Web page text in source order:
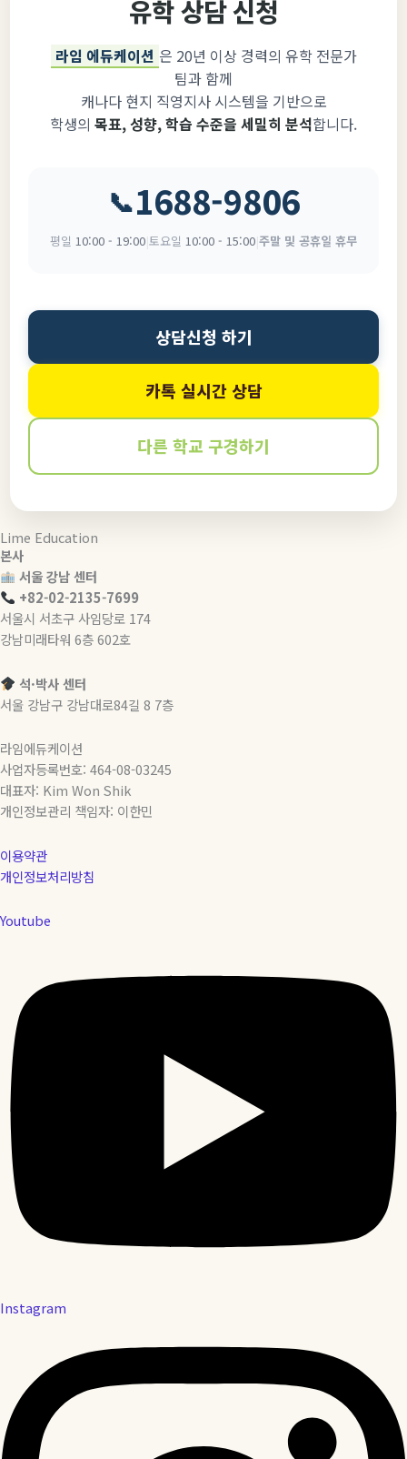
유학 상담 신청
라임 에듀케이션 은 20년 이상 경력의 유학 전문가
팀과 함께
캐나다 현지 직영지사 시스템을 기반으로
학생의 목표, 성향, 학습 수준을 세밀히 분석합니다.
📞1688-9806
평일 10:00 - 19:00 토요일 10:00 - 15:00 주말 및 공휴일 휴무
상담신청 하기
카톡 실시간 상담
다른 학교 구경하기
Lime Education
본사
서울 강남 센터
+82-02-2135-7699
서울시 서초구 사임당로 174
강남미래타워 6층 602호
석·박사 센터
서울 강남구 강남대로84길 8 7층
라임에듀케이션
사업자등록번호: 464-08-03245
대표자: Kim Won Shik
개인정보관리 책임자: 이한민
이용약관
개인정보처리방침
Youtube
Instagram